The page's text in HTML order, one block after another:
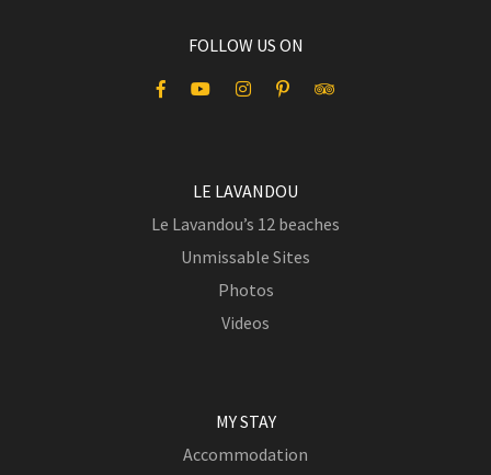
FOLLOW US ON
LE LAVANDOU
Le Lavandou’s 12 beaches
Unmissable Sites
Photos
Videos
MY STAY
Accommodation